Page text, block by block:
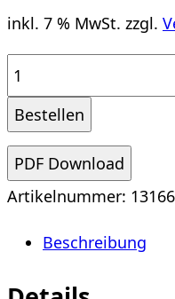
inkl. 7 % MwSt. zzgl.
Sander
Reijgers:
Untitled
Menge
Bestellen
PDF Download
Artikelnummer: 13166
Beschreibung